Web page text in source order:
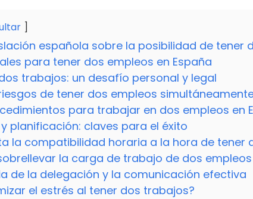
española sobre la posibilidad de tener
para tener dos empleos en España
trabajos: un desafío personal y legal
de tener dos empleos
para trabajar en dos empleos en
planificación: claves para el éxito
la compatibilidad horaria a la hora de tener
la carga de trabajo de dos empleos
de la delegación y la comunicación efectiva
el estrés al tener dos trabajos?